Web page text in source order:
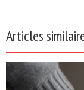
Articles